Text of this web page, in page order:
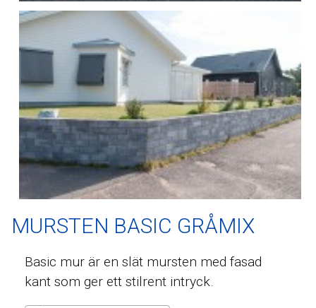
MURSTEN BASIC GRÅMIX
Basic mur är en slät mursten med fasad
kant som ger ett stilrent intryck.